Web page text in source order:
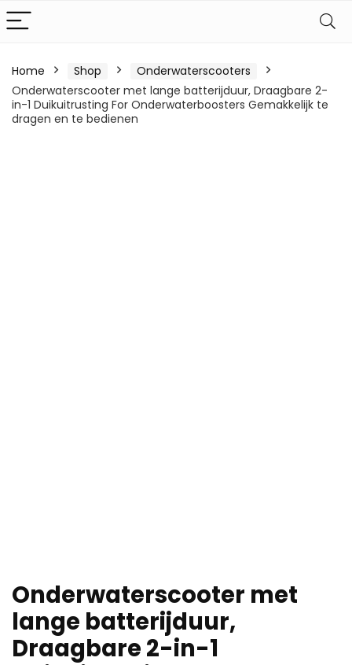
Home Shop
Onderwaterscooters
Onderwaterscooter met lange batterijduur, Draagbare 2-
in-1 Duikuitrusting For Onderwaterboosters Gemakkelijk te
dragen en te bedienen
Onderwaterscooter met
lange batterijduur,
Draagbare 2-in-1